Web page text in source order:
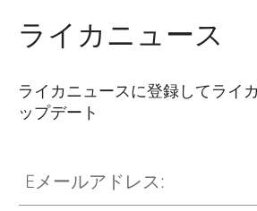
ライカニュース
ライカニュースに登録してライ
ップデート